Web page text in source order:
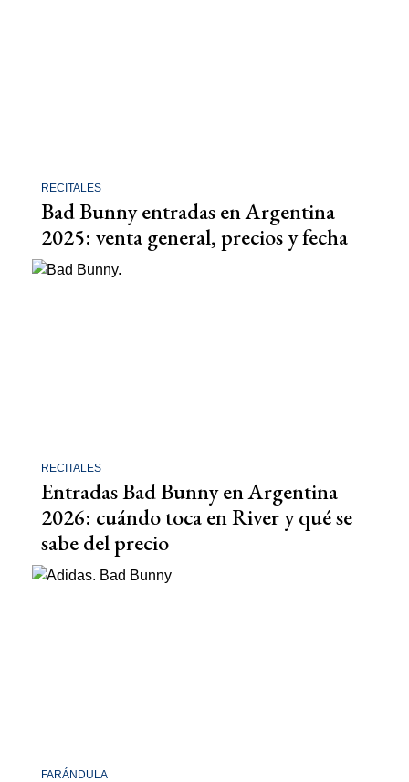
RECITALES
Bad Bunny entradas en Argentina
2025: venta general, precios y fecha
RECITALES
Entradas Bad Bunny en Argentina
2026: cuándo toca en River y qué se
sabe del precio
FARÁNDULA